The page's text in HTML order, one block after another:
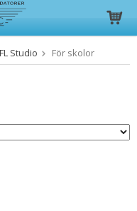
i varukorgen
FL Studio För skolor